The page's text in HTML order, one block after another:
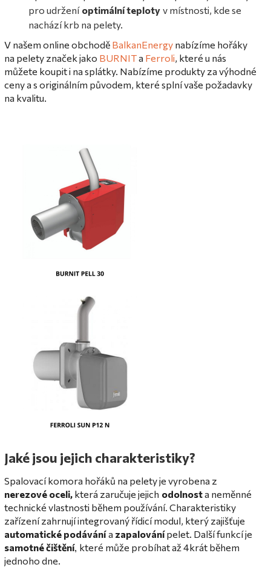
pro udržení optimální teploty v místnosti, kde se
nachází krb na pelety.
V našem online obchodě BalkanEnergy nabízíme hořáky
na pelety značek jako BURNITa Ferroli, které u nás
můžete koupit i na splátky. Nabízíme produkty za výhodné
ceny a s originálním původem, které splní vaše požadavky
na kvalitu.
Jaké jsou jejich charakteristiky?
Spalovací komora hořáků na pelety je vyrobena z
nerezové oceli, která zaručuje jejich odolnosta neměnné
technické vlastnosti během používání. Charakteristiky
zařízení zahrnují integrovaný řídicí modul, který zajišťuje
automatické podávání a zapalovánípelet. Další funkcí je
samotné čištění, které může probíhat až 4krát během
jednoho dne.